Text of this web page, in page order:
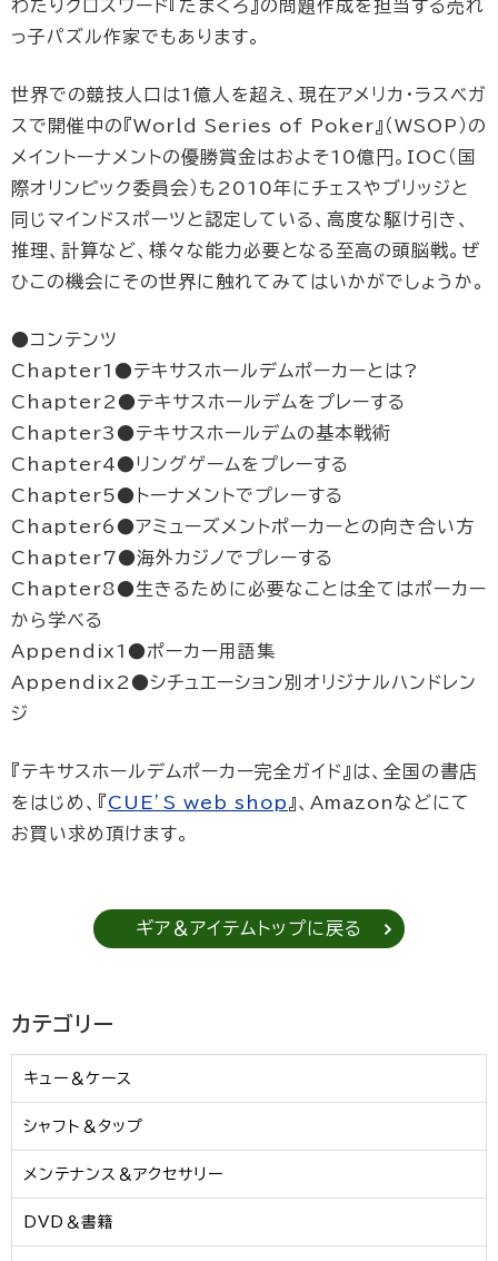
わたりクロスワード『たまくろ』の問題作成を担当する売れ
っ子パズル作家でもあります。
世界での競技人口は1億人を超え、現在アメリカ・ラスベガ
スで開催中の『World Series of Poker』（WSOP）の
メイントーナメントの優勝賞金はおよそ10億円。IOC（国
際オリンピック委員会）も2010年にチェスやブリッジと
同じマインドスポーツと認定している、高度な駆け引き、
推理、計算など、様々な能力必要となる至高の頭脳戦。ぜ
ひこの機会にその世界に触れてみてはいかがでしょうか。
●コンテンツ
Chapter1●テキサスホールデムポーカーとは?
Chapter2●テキサスホールデムをプレーする
Chapter3●テキサスホールデムの基本戦術
Chapter4●リングゲームをプレーする
Chapter5●トーナメントでプレーする
Chapter6●アミューズメントポーカーとの向き合い方
Chapter7●海外カジノでプレーする
Chapter8●生きるために必要なことは全てはポーカー
から学べる
Appendix1●ポーカー用語集
Appendix2●シチュエーション別オリジナルハンドレン
ジ
『テキサスホールデムポーカー完全ガイド』は、全国の書店
をはじめ、『CUE’S web shop 』、Amazonなどにて
お買い求め頂けます。
ギア＆アイテムトップに戻る
カテゴリー
キュー＆ケース
シャフト＆タップ
メンテナンス＆アクセサリー
DVD＆書籍